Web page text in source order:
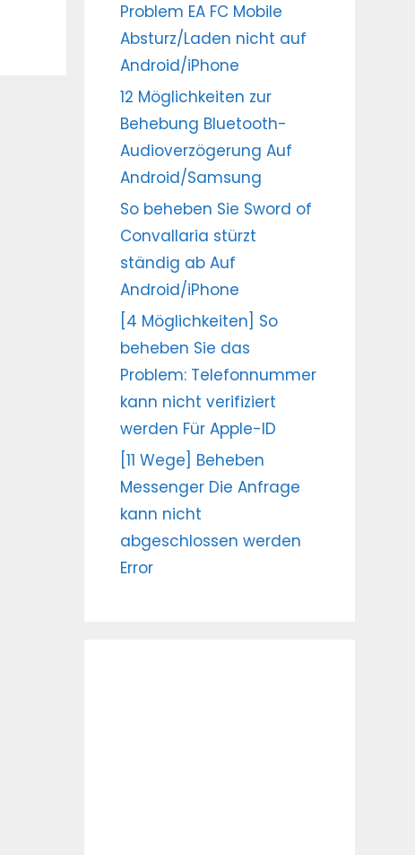
Problem EA FC Mobile
Absturz/Laden nicht auf
Android/iPhone
12 Möglichkeiten zur
Behebung Bluetooth-
Audioverzögerung Auf
Android/Samsung
So beheben Sie Sword of
Convallaria stürzt
ständig ab Auf
Android/iPhone
[4 Möglichkeiten] So
beheben Sie das
Problem: Telefonnummer
kann nicht verifiziert
werden Für Apple-ID
[11 Wege] Beheben
Messenger Die Anfrage
kann nicht
abgeschlossen werden
Error